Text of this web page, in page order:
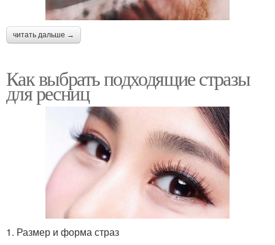
читать дальше →
Как выбрать подходящие стразы
для ресниц
1. Размер и форма страз